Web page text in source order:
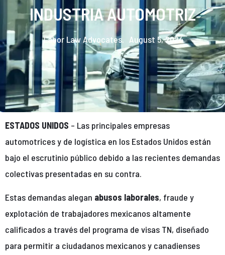
INDUSTRIA AUTOMOTRIZ
Labor Law Advocates. August 5, 2024
ESTADOS UNIDOS – Las principales empresas
automotrices y de logística en los Estados Unidos están
bajo el escrutinio público debido a las recientes demandas
colectivas presentadas en su contra.
Estas demandas alegan abusos laborales, fraude y
explotación de trabajadores mexicanos altamente
calificados a través del programa de visas TN, diseñado
para permitir a ciudadanos mexicanos y canadienses